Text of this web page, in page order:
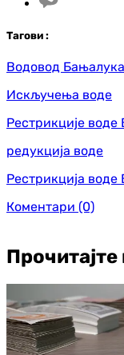
Тагови :
Водовод Бањалука
Искључења воде
Рестрикције воде
редукција воде
Рестрикција воде
Коментари (0)